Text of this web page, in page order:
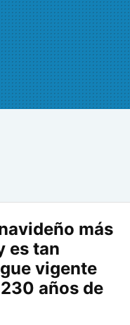
más
es tan
vigente
años de